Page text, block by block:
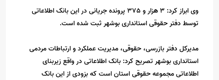
وی ابراز کرد: 3 هزار و 375 پرونده جریانی در این بانک اطلاعاتی
توسط دفتر حقوقی استانداری بوشهر ثبت شده است.
مدیرکل دفتر بازرسی، حقوقی، مدیریت عملکرد و ارتباطات مردمی
استانداری بوشهر تصریح کرد: بانک اطلاعاتی در واقع زیربنای
اطلاعاتی مجموعه حقوقی استان است که بزودی از این بانک